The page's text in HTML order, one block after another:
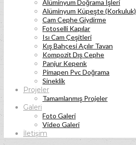
Alüminyum Doğrama İşleri
Alüminyum Küpeşte (Korkuluk)
Cam Cephe Giydirme
Fotoselli Kapılar
Isı Cam Çeşitleri
Kış Bahçesi Açılır Tavan
Kompozit Dış Cephe
Panjur Kepenk
Pimapen Pvc Doğrama
Sineklik
Projeler
Tamamlanmış Projeler
Galeri
Foto Galeri
Video Galeri
İletişim